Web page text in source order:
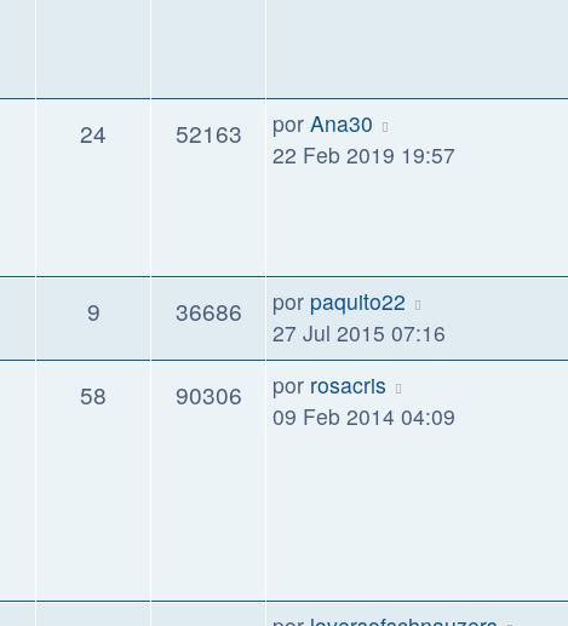
24 52163 por Ana30
22 Feb 2019 19:57
9 36686 por paquito22
27 Jul 2015 07:16
58 90306 por rosacris
09 Feb 2014 04:09